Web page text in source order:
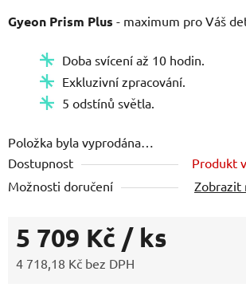
Gyeon Prism Plus - maximum pro Váš
Doba svícení až 10 hodin.
Exkluzivní zpracování.
5 odstínů světla.
Položka byla vyprodána…
Dostupnost
Produkt
Možnosti doručení
Zobrazit
5 709 Kč / ks
4 718,18 Kč bez DPH